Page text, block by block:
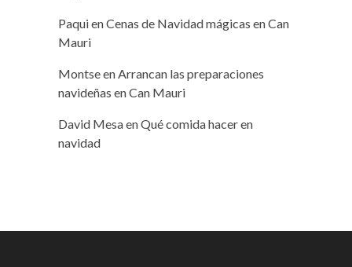
PaquienCenas de Navidad mágicas en Can
Mauri
MontseenArrancan las preparaciones
navideñas en Can Mauri
David MesaenQué comida hacer en
navidad